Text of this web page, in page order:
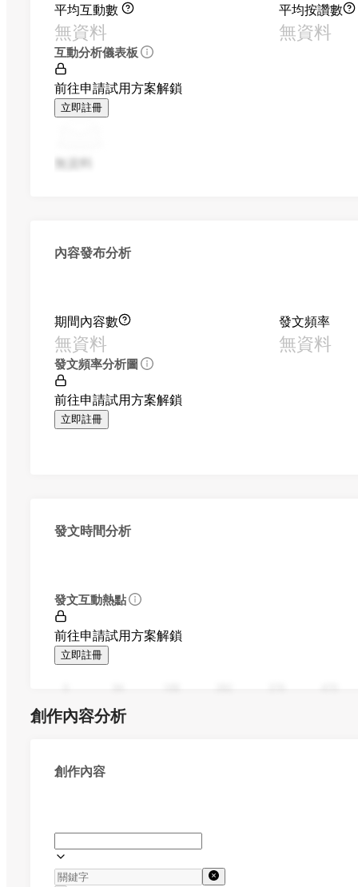
平均互動數
無資料
平均按讚數
無資料
互動分析儀表板
前往申請試用方案解鎖
立即註冊
無資料
內容發布分析
期間內容數
無資料
發文頻率
無資料
發文頻率分析圖
前往申請試用方案解鎖
立即註冊
發文時間分析
發文互動熱點
前往申請試用方案解鎖
立即註冊
創作內容分析
創作內容